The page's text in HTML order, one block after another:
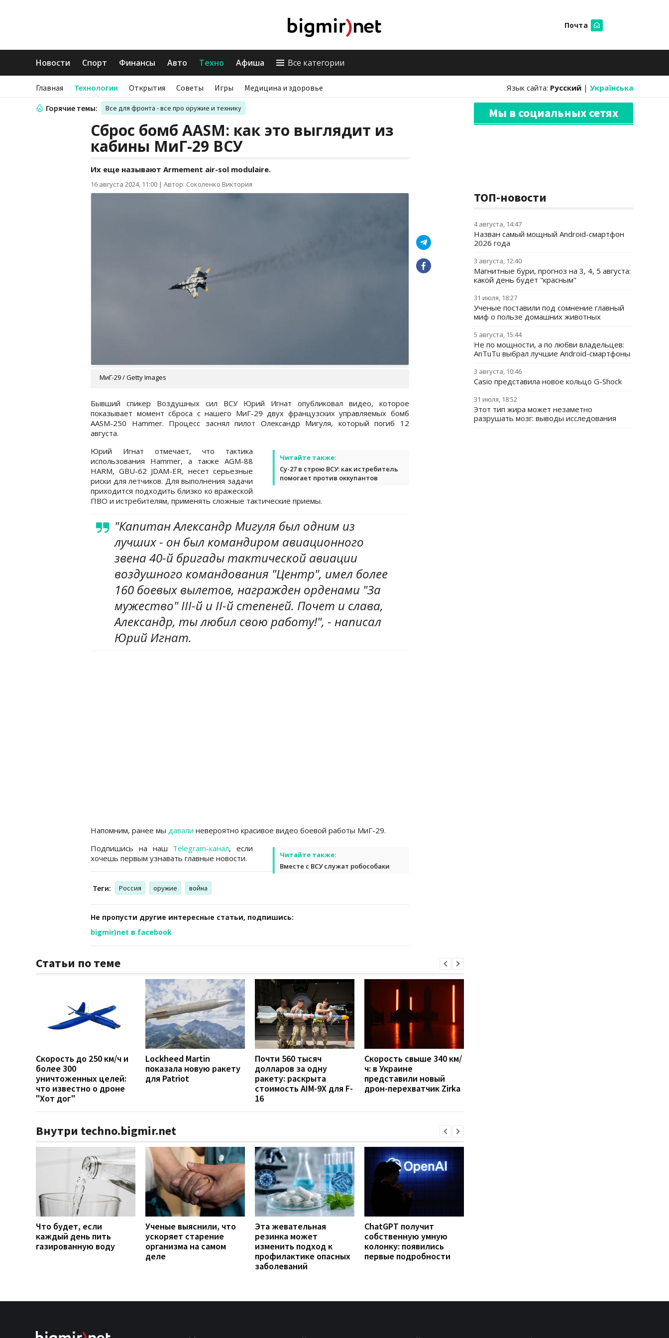
Почта
Новости Спорт Финансы Авто Техно Афиша Все категории
Главная Технологии Открытия Советы Игры Медицина и здоровье Язык сайта: Русский | Українська
Горячие темы: Все для фронта - все про оружие и технику
Сброс бомб AASM: как это выглядит из
кабины МиГ-29 ВСУ
Их еще называют Armement air-sol modulaire.
16 августа 2024, 11:00 | Автор: Соколенко Виктория
МиГ-29 / Getty Images
Бывший спикер Воздушных сил ВСУ Юрий Игнат опубликовал видео, которое
показывает момент сброса с нашего МиГ-29 двух французских управляемых бомб
AASM-250 Hammer. Процесс заснял пилот Олександр Мигуля, который погиб 12
августа.
Читайте также:
Су-27 в строю ВСУ: как истребитель
помогает против оккупантов
Юрий Игнат отмечает, что тактика
использования Hammer, а также AGM-88
HARM, GBU-62 JDAM-ER, несет серьезные
риски для летчиков. Для выполнения задачи
приходится подходить близко ко вражеской
ПВО и истребителям, применять сложные тактические приемы.
"Капитан Александр Мигуля был одним из
лучших - он был командиром авиационного
звена 40-й бригады тактической авиации
воздушного командования "Центр", имел более
160 боевых вылетов, награжден орденами "За
мужество" ІІІ-й и ІІ-й степеней. Почет и слава,
Александр, ты любил свою работу!", - написал
Юрий Игнат.
Напомним, ранее мы давали невероятно красивое видео боевой работы МиГ-29.
Читайте также:
Вместе с ВСУ служат робособаки
Подпишись на наш Telegram-канал, если
хочешь первым узнавать главные новости.
Теги: Россия оружие война
Не пропусти другие интересные статьи, подпишись:
bigmir)net в facebook
Статьи по теме
Скорость до 250 км/ч и
более 300
уничтоженных целей:
что известно о дроне
"Хот дог"
Lockheed Martin
показала новую ракету
для Patriot
Почти 560 тысяч
долларов за одну
ракету: раскрыта
стоимость AIM-9X для F-
16
Скорость свыше 340 км/
ч: в Украине
представили новый
дрон-перехватчик Zirka
Внутри techno.bigmir.net
Что будет, если
каждый день пить
газированную воду
Ученые выяснили, что
ускоряет старение
организма на самом
деле
Эта жевательная
резинка может
изменить подход к
профилактике опасных
заболеваний
ChatGPT получит
собственную умную
колонку: появились
первые подробности
Мы в социальных сетях
ТОП-новости
4 августа, 14:47
Назван самый мощный Android-смартфон
2026 года
3 августа, 12:40
Магнитные бури, прогноз на 3, 4, 5 августа:
какой день будет "красным"
31 июля, 18:27
Ученые поставили под сомнение главный
миф о пользе домашних животных
5 августа, 15:44
Не по мощности, а по любви владельцев:
AnTuTu выбрал лучшие Android-смартфоны
3 августа, 10:46
Casio представила новое кольцо G-Shock
31 июля, 18:52
Этот тип жира может незаметно
разрушать мозг: выводы исследования